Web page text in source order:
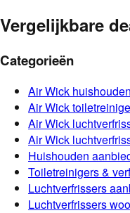
Vergelijkbare
Categorieën
Air Wick huishouden
Air Wick
Air Wick
Air Wick
Huishouden
Toiletreinigers &
Luchtverfrissers
Luchtverfrissers